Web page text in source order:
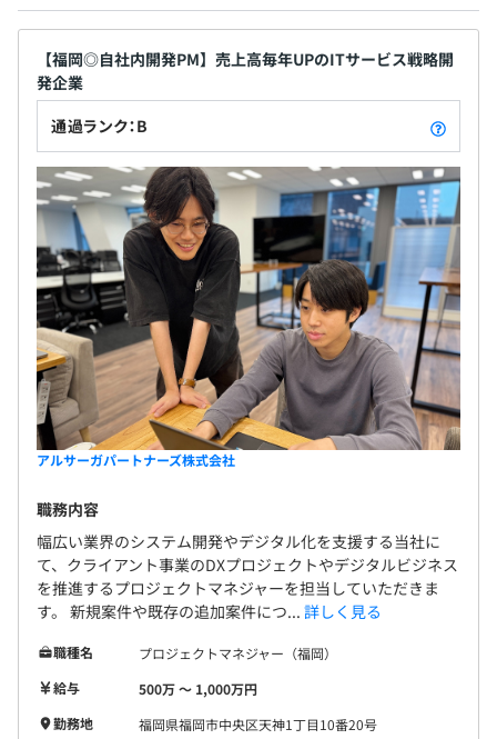
あり：3ヶ月（条件等は変わりません）
【福岡◎自社内開発PM】売上高毎年UPのITサービス戦略開
発企業
通過ランク：B
アルサーガパートナーズ株式会社
職務内容
幅広い業界のシステム開発やデジタル化を支援する当社に
て、クライアント事業のDXプロジェクトやデジタルビジネス
を推進するプロジェクトマネジャーを担当していただきま
す。 新規案件や既存の追加案件につ... 詳しく見る
職種名
プロジェクトマネジャー（福岡）
給与
500万 〜 1,000万円
勤務地
福岡県福岡市中央区天神1丁目10番20号